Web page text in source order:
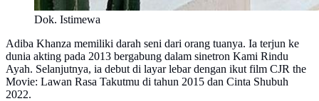
Dok. Istimewa
Adiba Khanza memiliki darah seni dari orang tuanya. Ia terjun ke
dunia akting pada 2013 bergabung dalam sinetron Kami Rindu
Ayah. Selanjutnya, ia debut di layar lebar dengan ikut film CJR the
Movie: Lawan Rasa Takutmu di tahun 2015 dan Cinta Shubuh
2022.